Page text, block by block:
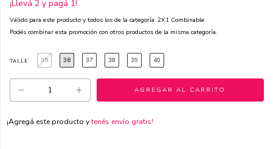
¡Llevá 2 y pagá 1!
Válido para este producto y todos los de la categoría: 2X1 Combinable .
Podés combinar esta promoción con otros productos de la misma categoría.
TALLE 35 36 37 38 39 40
¡Agregá este producto ytenés envío gratis!